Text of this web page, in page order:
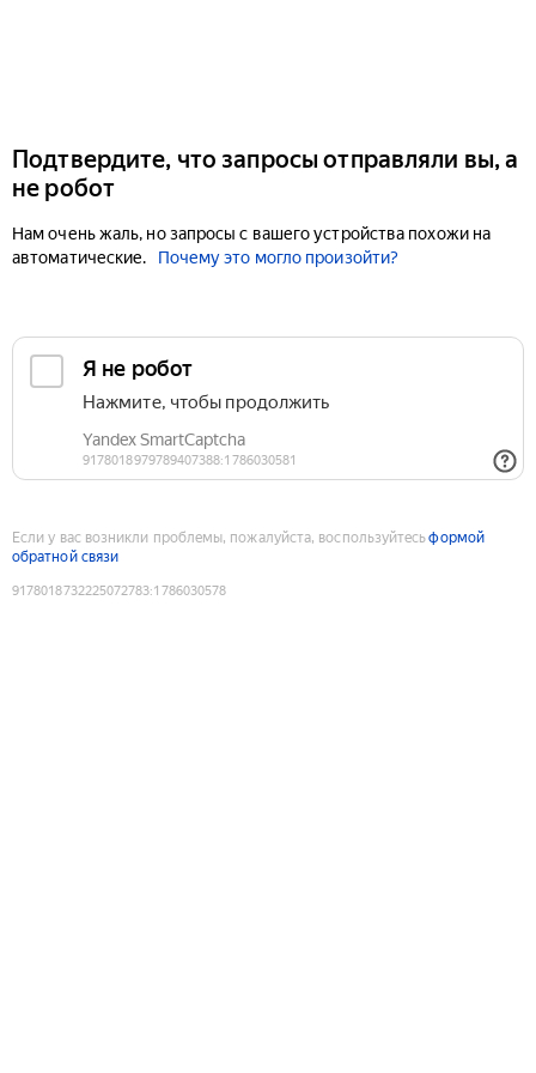
Подтвердите, что запросы отправляли вы, а
не робот
Нам очень жаль, но запросы с вашего устройства похожи на
автоматические.
Почему это могло произойти?
Если у вас возникли проблемы, пожалуйста, воспользуйтесьформой
обратной связи
9178018732225072783:1786030578